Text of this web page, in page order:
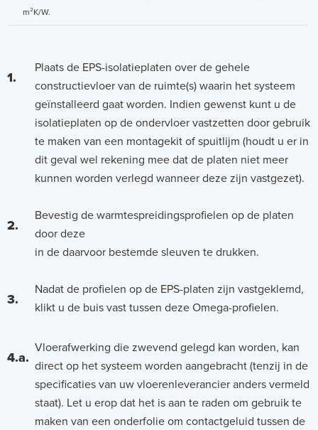
m²K/W.
1.
Plaats de EPS-isolatieplaten over de gehele
constructievloer van de ruimte(s) waarin het systeem
geïnstalleerd gaat worden. Indien gewenst kunt u de
isolatieplaten op de ondervloer vastzetten door gebruik
te maken van een montagekit of spuitlijm (houdt u er in
dit geval wel rekening mee dat de platen niet meer
kunnen worden verlegd wanneer deze zijn vastgezet).
2.
Bevestig de warmtespreidingsprofielen op de platen
door deze
in de daarvoor bestemde sleuven te drukken.
3.
Nadat de profielen op de EPS-platen zijn vastgeklemd,
klikt u de buis vast tussen deze Omega-profielen.
4.a.
Vloerafwerking die zwevend gelegd kan worden, kan
direct op het systeem worden aangebracht (tenzij in de
specificaties van uw vloerenleverancier anders vermeld
staat). Let u erop dat het is aan te raden om gebruik te
maken van een onderfolie om contactgeluid tussen de